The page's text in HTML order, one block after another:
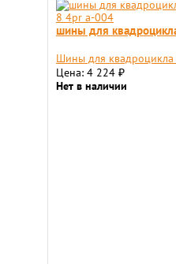
шины для
Шины для квадроцикла
Цена: 4 224 ₽
Нет в наличии